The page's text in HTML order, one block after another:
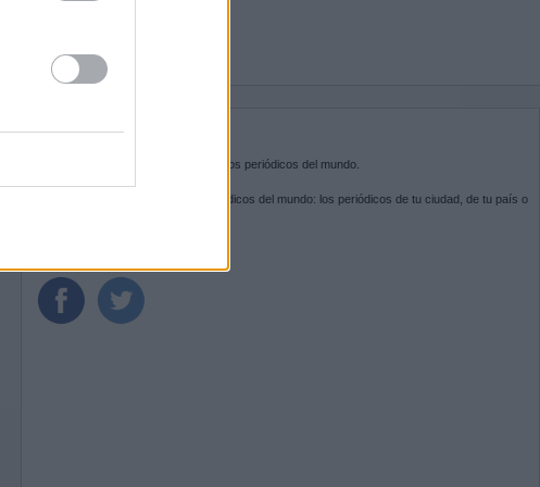
SOBRE KIOSKO.NET
es la puerta de entrada a los periódicos del mundo.
Navega por las portadas de los periódicos del mundo: los periódicos de tu ciudad, de tu país o